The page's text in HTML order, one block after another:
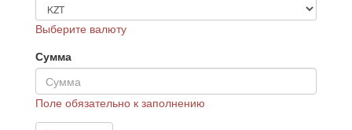
Выберите валюту
Сумма
Поле обязательно к заполнению